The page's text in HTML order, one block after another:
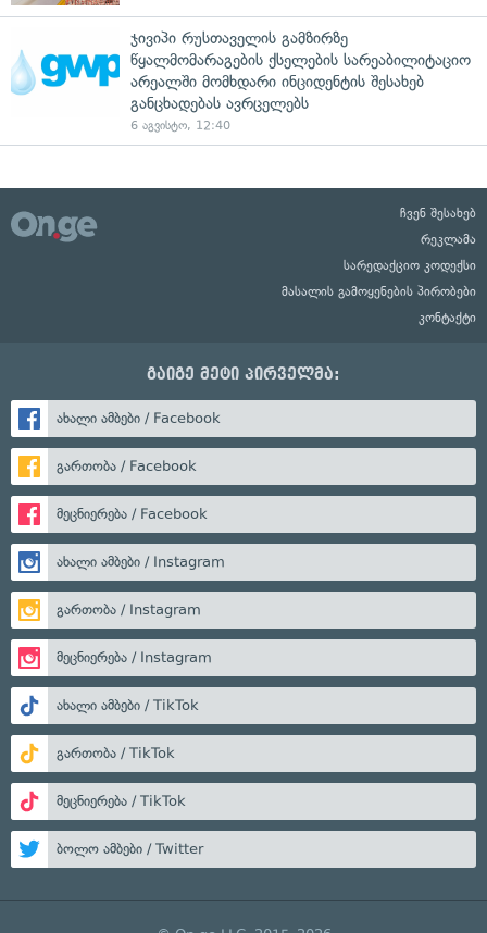
ჯივიპი რუსთაველის გამზირზე
წყალმომარაგების ქსელების სარეაბილიტაციო
არეალში მომხდარი ინციდენტის შესახებ
განცხადებას ავრცელებს
6 აგვისტო, 12:40
ჩვენ შესახებ
რეკლამა
სარედაქციო კოდექსი
მასალის გამოყენების პირობები
კონტაქტი
გაიგე მეტი პირველმა:
ახალი ამბები / Facebook
გართობა / Facebook
მეცნიერება / Facebook
ახალი ამბები / Instagram
გართობა / Instagram
მეცნიერება / Instagram
ახალი ამბები / TikTok
გართობა / TikTok
მეცნიერება / TikTok
ბოლო ამბები / Twitter